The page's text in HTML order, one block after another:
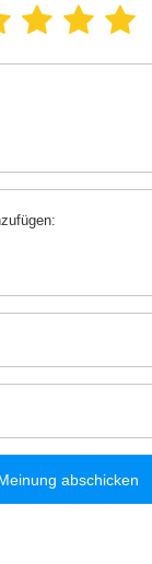
abschicken